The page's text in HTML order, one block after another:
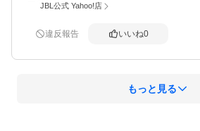
JBL公式 Yahoo!店
違反報告 いいね0
もっと見る